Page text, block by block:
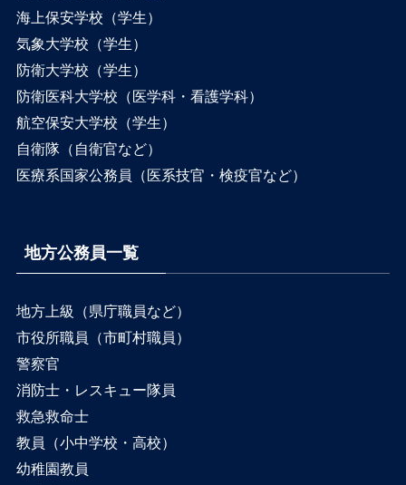
海上保安学校（学生）
気象大学校（学生）
防衛大学校（学生）
防衛医科大学校（医学科・看護学科）
航空保安大学校（学生）
自衛隊（自衛官など）
医療系国家公務員（医系技官・検疫官など）
地方公務員一覧
地方上級（県庁職員など）
市役所職員（市町村職員）
警察官
消防士・レスキュー隊員
救急救命士
教員（小中学校・高校）
幼稚園教員